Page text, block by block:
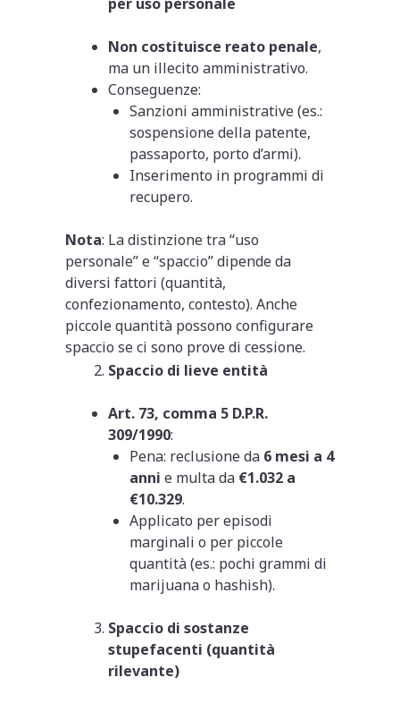
Non costituisce reato penale,
ma un illecito amministrativo.
Conseguenze:
Sanzioni amministrative (es.:
sospensione della patente,
passaporto, porto d’armi).
Inserimento in programmi di
recupero.
Nota: La distinzione tra “uso
personale” e “spaccio” dipende da
diversi fattori (quantità,
confezionamento, contesto). Anche
piccole quantità possono configurare
spaccio se ci sono prove di cessione.
Spaccio di lieve entità
Art. 73, comma 5 D.P.R.
309/1990:
Pena: reclusione da 6 mesi a 4
anni e multa da €1.032 a
€10.329.
Applicato per episodi
marginali o per piccole
quantità (es.: pochi grammi di
marijuana o hashish).
Spaccio di sostanze
stupefacenti (quantità
rilevante)